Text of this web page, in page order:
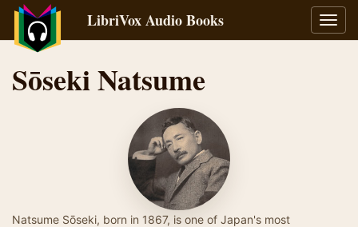
LibriVox Audio Books
Sōseki Natsume
Natsume Sōseki, born in 1867, is one of Japan's most